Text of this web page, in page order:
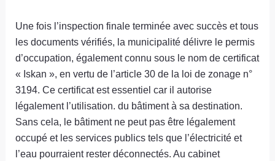
Une fois l’inspection finale terminée avec succès et tous
les documents vérifiés, la municipalité délivre le permis
d’occupation, également connu sous le nom de certificat
« Iskan », en vertu de l’article 30 de la loi de zonage n°
3194. Ce certificat est essentiel car il autorise
légalement l’utilisation. du bâtiment à sa destination.
Sans cela, le bâtiment ne peut pas être légalement
occupé et les services publics tels que l’électricité et
l’eau pourraient rester déconnectés. Au cabinet